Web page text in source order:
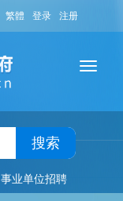
繁體 登录 注册
搜索
事业单位招聘